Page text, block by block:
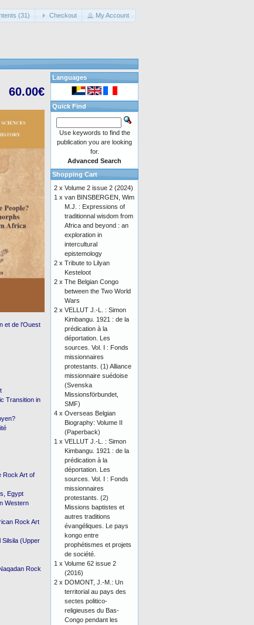
(31) Checkout My Account
60.00€
et de l’Ouest
Transition in
Rock Art of
Egypt
Western
Rock Art
Silsila (Upper
Rock
Languages
Quick Find
Use keywords to find the
publication you are looking
for.
Advanced Search
Shopping Cart
2 x Volume 2 issue 2 (2024)
1 x van BINSBERGEN, Wim
M.J. : Expressions of
traditionnal wisdom from
Africa and beyond : an
exploration in
intercultural
epistemology
2 x Tribute to Lilyan
Kesteloot
2 x The Belgian Congo
between the Two World
Wars
2 x VELLUT J.-L. : Simon
Kimbangu. 1921 : de la
prédication à la
déportation. Les
sources. Vol. I : Fonds
missionnaires
protestants. (1) Alliance
missionnaire suédoise
(Svenska
Missionsförbundet,
SMF)
4 x Overseas Belgian
Biography: Volume II
(Paperback)
1 x VELLUT J.-L. : Simon
Kimbangu. 1921 : de la
prédication à la
déportation. Les
sources. Vol. I : Fonds
missionnaires
protestants. (2)
Missions baptistes et
autres traditions
évangéliques. Le pays
kongo entre
prophétismes et projets
de société.
1 x Volume 62 issue 2
(2016)
2 x DOMONT, J.-M.: Un
territorial au pays des
sectes politico-
religieuses du Bas-
Congo pendant les